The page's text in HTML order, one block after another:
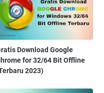
Download Google
for 32/64 Bit Offline
2023)